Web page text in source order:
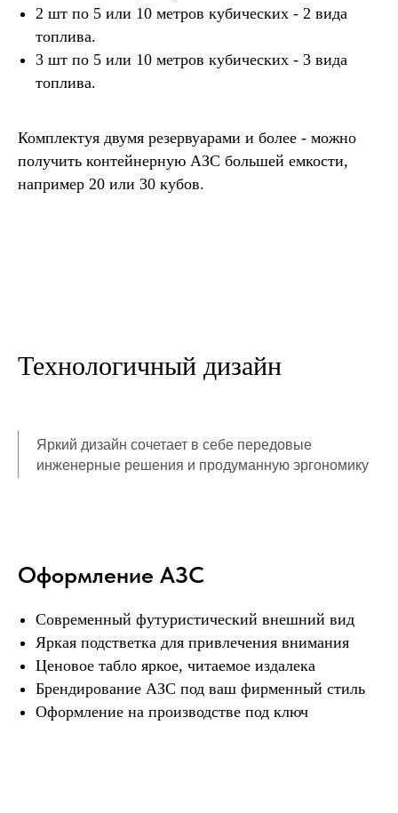
2 шт по 5 или 10 метров кубических - 2 вида
топлива.
3 шт по 5 или 10 метров кубических - 3 вида
топлива.
Комплектуя двумя резервуарами и более - можно
получить контейнерную АЗС большей емкости,
например 20 или 30 кубов.
Технологичный дизайн
Яркий дизайн сочетает в себе передовые
инженерные решения и продуманную эргономику
Оформление АЗС
Современный футуристический внешний вид
Яркая подстветка для привлечения внимания
Ценовое табло яркое, читаемое издалека
Брендирование АЗС под ваш фирменный стиль
Оформление на производстве под ключ